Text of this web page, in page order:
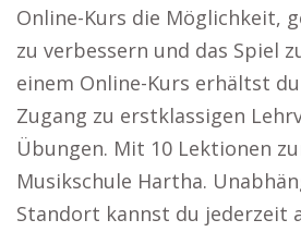
Online-Kurs die Möglichkeit,
zu verbessern und das Spiel
einem Online-Kurs erhältst
Zugang zu erstklassigen
Übungen. Mit 10 Lektionen
Musikschule Hartha.
Standort kannst du jederzeit